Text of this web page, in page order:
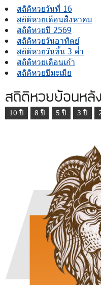
สถิติหวยวันที่ 16
สถิติหวยเดือนสิงหาคม
สถิติหวยปี 2569
สถิติหวยวันอาทิตย์
สถิติหวยวันขึ้น 3 ค่ำ
สถิติหวยเดือนเก้า
สถิติหวยปีมะเมีย
สถิติหวยย้อนหลัง
10 ปี 8 ปี 5 ปี 3 ปี